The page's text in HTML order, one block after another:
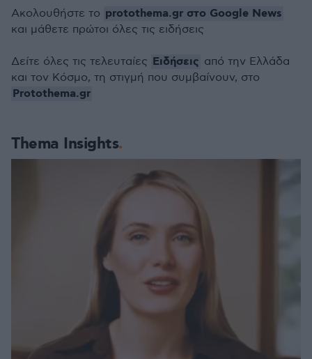
Thema Insights
Ακολουθήστε το protothema.gr στο Google News
και μάθετε πρώτοι όλες τις ειδήσεις
Δείτε όλες τις τελευταίες Ειδήσεις από την Ελλάδα
και τον Κόσμο, τη στιγμή που συμβαίνουν, στο
Protothema.gr